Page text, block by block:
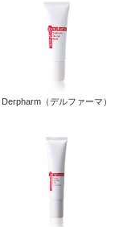
Derpharm（デルファーマ）